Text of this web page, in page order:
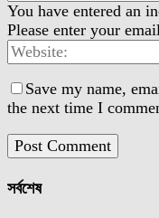
You have entered an
Please enter your
Save my name,
the next time I
সর্বশেষ